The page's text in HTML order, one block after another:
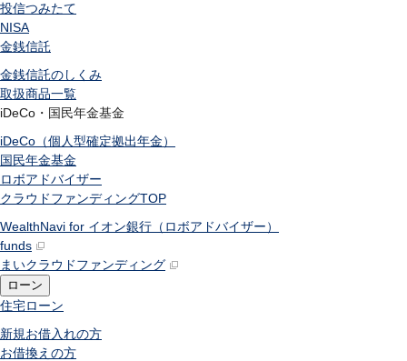
投信つみたて
NISA
金銭信託
金銭信託のしくみ
取扱商品一覧
iDeCo・国民年金基金
iDeCo（個人型確定拠出年金）
国民年金基金
ロボアドバイザー
クラウドファンディングTOP
WealthNavi for イオン銀行（ロボアドバイザー）
funds
まいクラウドファンディング
ローン
住宅ローン
新規お借入れの方
お借換えの方